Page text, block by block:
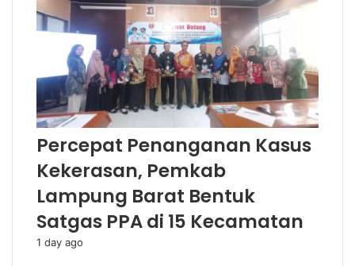
Percepat Penanganan Kasus
Kekerasan, Pemkab
Lampung Barat Bentuk
Satgas PPA di 15 Kecamatan
1 day ago